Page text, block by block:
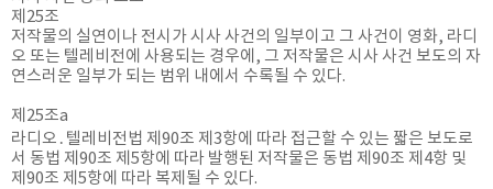
제25조
저작물의 실연이나 전시가 시사 사건의 일부이고 그 사건이 영화, 라디
오 또는 텔레비전에 사용되는 경우에, 그 저작물은 시사 사건 보도의 자
연스러운 일부가 되는 범위 내에서 수록될 수 있다.
제25조a
라디오․텔레비전법 제90조 제3항에 따라 접근할 수 있는 짧은 보도로
서 동법 제90조 제5항에 따라 발행된 저작물은 동법 제90조 제4항 및
제90조 제5항에 따라 복제될 수 있다.